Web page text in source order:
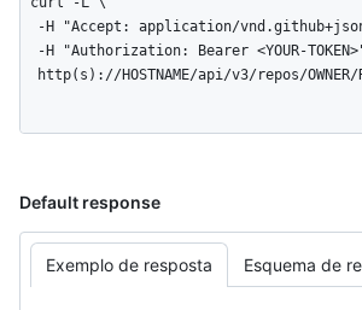
http(s)://HOSTNAME/api/v3/repos/
Default response
Exemplo de resposta Esquema de